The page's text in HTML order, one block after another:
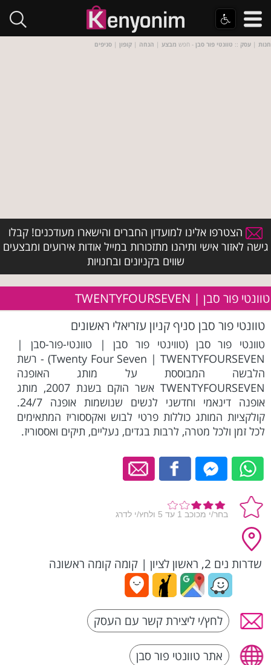
חנות | עסק :: טוונטי פור סבן - חפש מבצע | הנחה | קופון | סניפים
הצטרפו אלינו למועדון החברים והישארו מעודכנים! קבלו
גישה לאזור אישי ותיהנו מתזכורות במייל אודות אירועים ומבצעים
שווים בקניונים ובחנויות
טוונטי פור סבן | TWENTYFOURSEVEN
טוונטי פור סבן סניף קניון עזריאלי ראשונים
טוונטי פור סבן (טווינטי פור סבן | טוונטי-פור-סבן |
Twenty Four Seven | TWENTYFOURSEVEN) - רשת
הלבשה המבוססת על מותג האופנה
TWENTYFOURSEVEN אשר הוקם בשנת 2007, מותג
אופנה דינאמי וחדשני לנשים שנושמות אופנה 24/7.
קולקציות המותג כוללות פרטי לבוש ואקססוריז המתאימים
לכל זמן ולכל מטרה, לרבות בגדים, נעליים, תיקים ואססוריז.
שדרות נים 2, ראשון לציון | קומה קומה ראשונה
לחץ/י ליצירת קשר עם העסק
אתר טוונטי פור סבן